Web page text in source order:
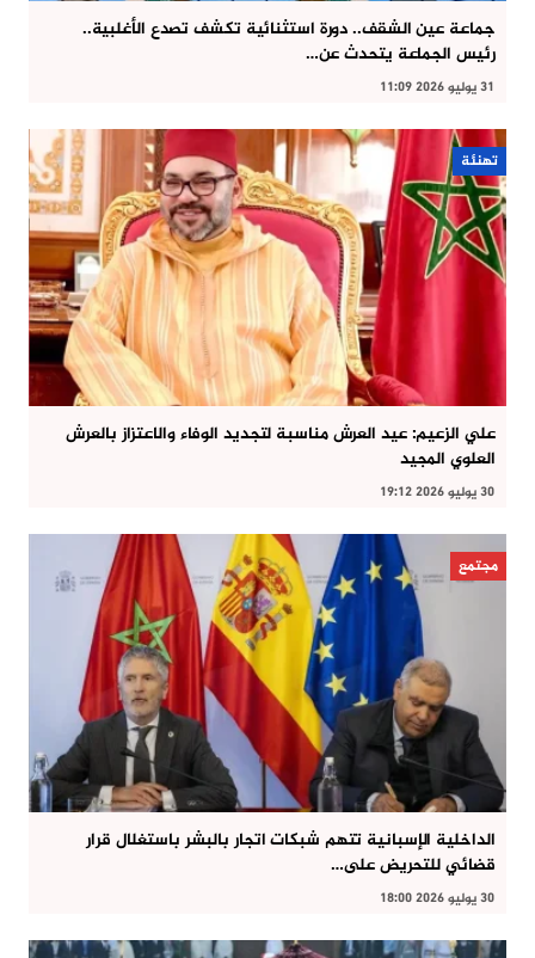
جماعة عين الشقف.. دورة استثنائية تكشف تصدع الأغلبية..
رئيس الجماعة يتحدث عن…
31 يوليو 2026 11:09
تهنئة
علي الزعيم: عيد العرش مناسبة لتجديد الوفاء والاعتزاز بالعرش
العلوي المجيد
30 يوليو 2026 19:12
مجتمع
الداخلية الإسبانية تتهم شبكات اتجار بالبشر باستغلال قرار
قضائي للتحريض على…
30 يوليو 2026 18:00